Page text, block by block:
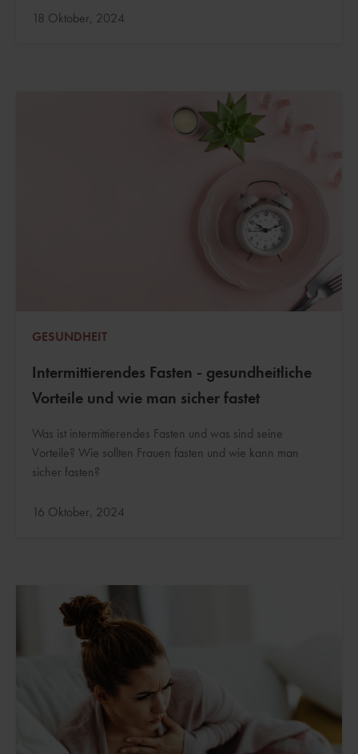
Aktualisiert:
18 Oktober, 2024
GESUNDHEIT
Intermittierendes Fasten - gesundheitliche
Vorteile und wie man sicher fastet
Was ist intermittierendes Fasten und was sind seine
Vorteile? Wie sollten Frauen fasten und wie kann man
sicher fasten?
Aktualisiert:
16 Oktober, 2024